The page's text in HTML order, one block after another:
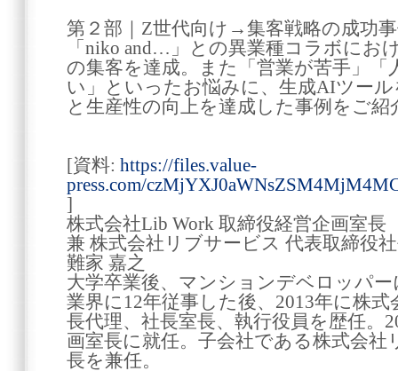
第２部｜Z世代向け→集客戦略の成功
「niko and…」との異業種コラボにお
の集客を達成。また「営業が苦手」「
い」といったお悩みに、生成AIツー
と生産性の向上を達成した事例をご紹
[資料: https://files.value-
press.com/
]
株式会社Lib Work 取締役経営企画室長
兼 株式会社リブサービス 代表取締役
難家 嘉之
大学卒業後、マンションデベロッパ
業界に12年従事した後、2013年に株
長代理、社長室長、執行役員を歴任。
画室長に就任。子会社である株式会社
長を兼任。